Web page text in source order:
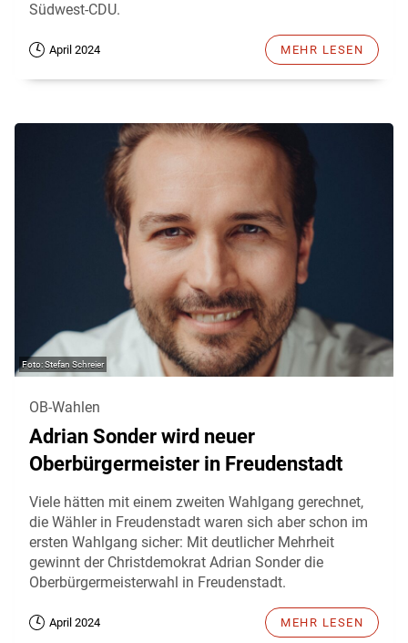
Südwest-CDU.
April 2024 MEHR LESEN
Stefan Schreier
OB-Wahlen
Adrian Sonder wird neuer
Oberbürgermeister in Freudenstadt
Viele hätten mit einem zweiten Wahlgang gerechnet,
die Wähler in Freudenstadt waren sich aber schon im
ersten Wahlgang sicher: Mit deutlicher Mehrheit
gewinnt der Christdemokrat Adrian Sonder die
Oberbürgermeisterwahl in Freudenstadt.
April 2024 MEHR LESEN